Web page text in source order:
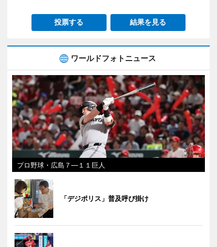
投票する 結果を見る
ワールドフォトニュース
プロ野球・広島７―１１巨人
「デジポリス」普及呼び掛け